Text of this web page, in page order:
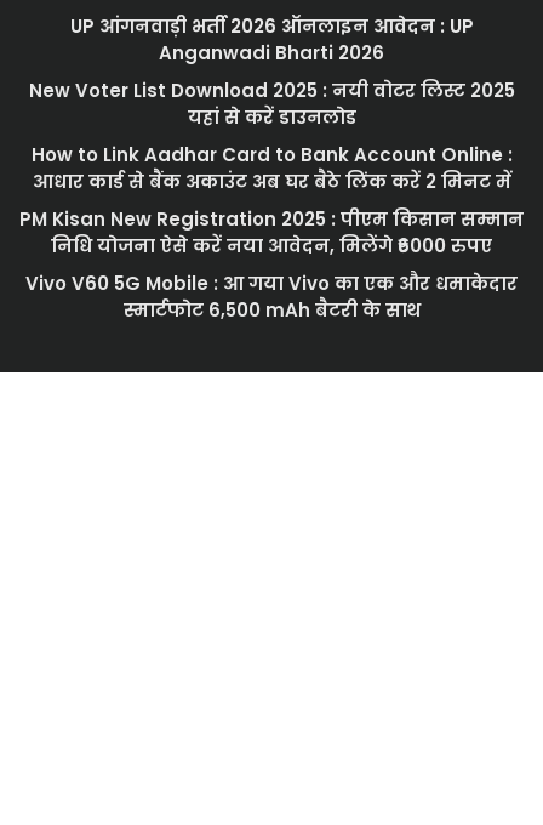
UP आंगनवाड़ी भर्ती 2026 ऑनलाइन आवेदन : UP
Anganwadi Bharti 2026
New Voter List Download 2025 : नयी वोटर लिस्ट 2025
यहां से करें डाउनलोड
How to Link Aadhar Card to Bank Account Online :
आधार कार्ड से बैंक अकाउंट अब घर बैठे लिंक करें 2 मिनट में
PM Kisan New Registration 2025 : पीएम किसान सम्मान
निधि योजना ऐसे करें नया आवेदन, मिलेंगे ₹6000 रुपए
Vivo V60 5G Mobile : आ गया Vivo का एक और धमाकेदार
स्मार्टफोट 6,500 mAh बैटरी के साथ